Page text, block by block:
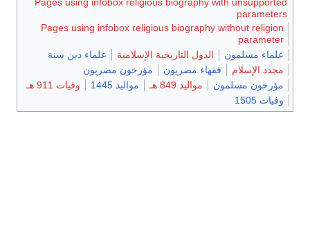
parameters
Pages using infobox religious biography without religion
parameter
علماء مسلمون
الدول التاريخية الإسلامية
علماء دين سنة
مجدد الإسلام
فقهاء مصريون
مؤرخون مصريون
مؤرخون مسلمون
مواليد 849 هـ مواليد 1445
وفيات 911 هـ
وفيات 1505